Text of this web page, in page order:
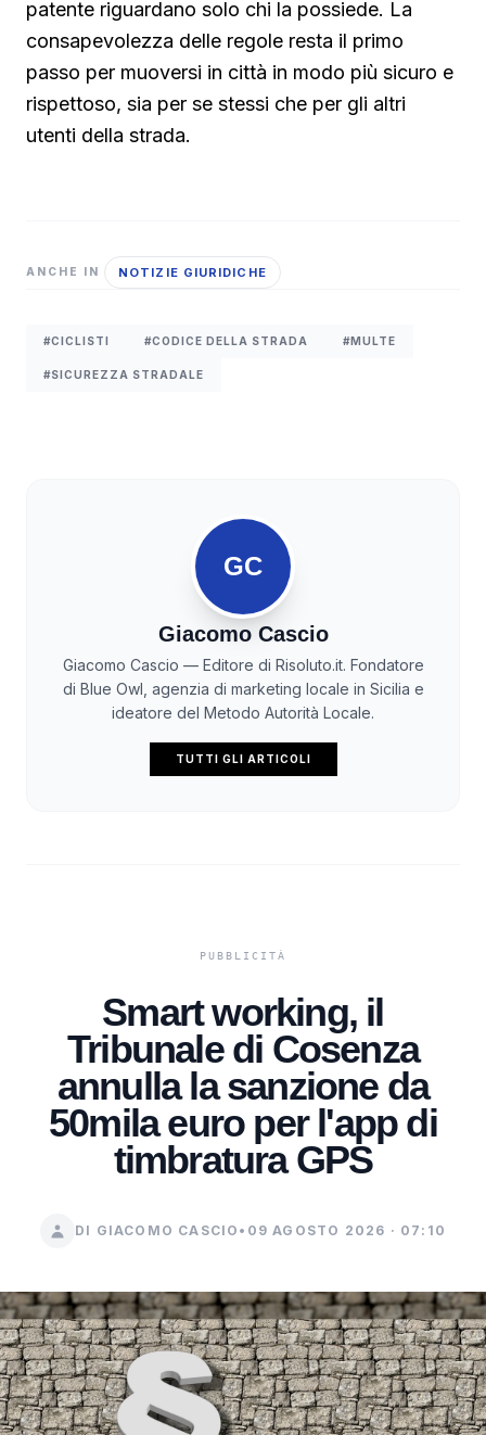
patente riguardano solo chi la possiede. La
consapevolezza delle regole resta il primo
passo per muoversi in città in modo più sicuro e
rispettoso, sia per se stessi che per gli altri
utenti della strada.
ANCHE IN NOTIZIE GIURIDICHE
#CICLISTI #CODICE DELLA STRADA #MULTE
#SICUREZZA STRADALE
GC
Giacomo Cascio
Giacomo Cascio — Editore di Risoluto.it. Fondatore
di Blue Owl, agenzia di marketing locale in Sicilia e
ideatore del Metodo Autorità Locale.
TUTTI GLI ARTICOLI
Smart working, il
Tribunale di Cosenza
annulla la sanzione da
50mila euro per l'app di
timbratura GPS
DI GIACOMO CASCIO • 09 AGOSTO 2026 · 07:10